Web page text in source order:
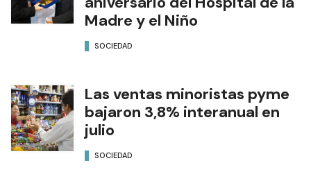
Madre y el Niño
SOCIEDAD
Las ventas minoristas pyme
bajaron 3,8% interanual en
julio
SOCIEDAD